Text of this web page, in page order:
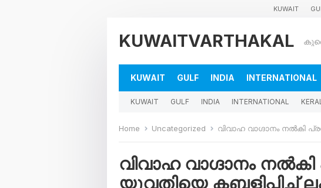
KUWAIT
KUWAITVARTHAKAL
KUWAIT GULF INDIA INTERNATIONAL
KUWAIT GULF INDIA INTERNATIONAL
Home Uncategorized വിവാഹ വാഗ്ദാനം നൽകി പ്രവാസി
വിവാഹ വാഗ്ദാനം
യുവതിയെ കബളിപ്പിച്ച്